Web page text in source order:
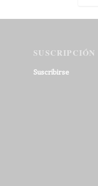
SUSCRIPCIÓN
Suscribirse